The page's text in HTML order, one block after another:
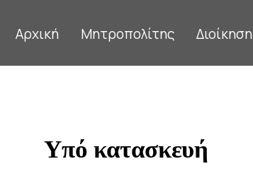
Αρχική Μητροπολίτης Διοίκηση
Υπό κατασκευή